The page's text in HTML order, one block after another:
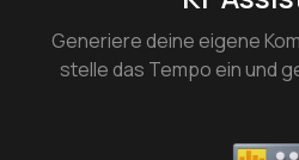
Generiere deine eigene
stelle das Tempo ein und